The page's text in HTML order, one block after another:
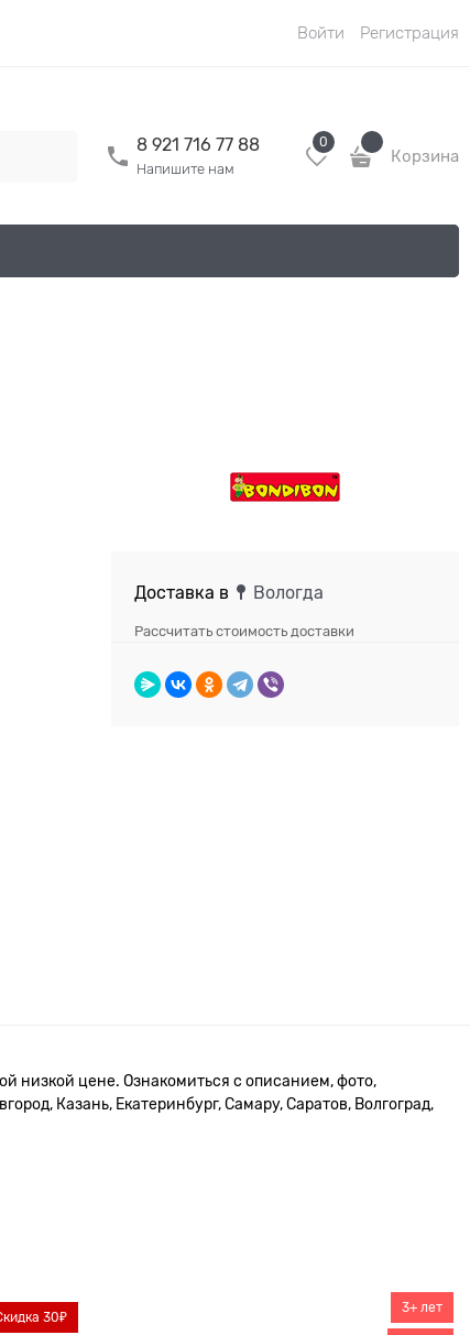
Войти Регистрация
8 921 716 77 88
Напишите нам
0
Корзина
Доставка в Вологда
Рассчитать стоимость доставки
низкой цене. Ознакомиться с описанием, фото,
Казань, Екатеринбург, Самару, Саратов, Волгоград,
30₽
3+ лет